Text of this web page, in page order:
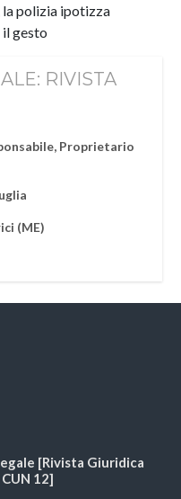
la polizia ipotizza
gesto
RIVISTA
Proprietario
(ME)
[Rivista Giuridica
12]